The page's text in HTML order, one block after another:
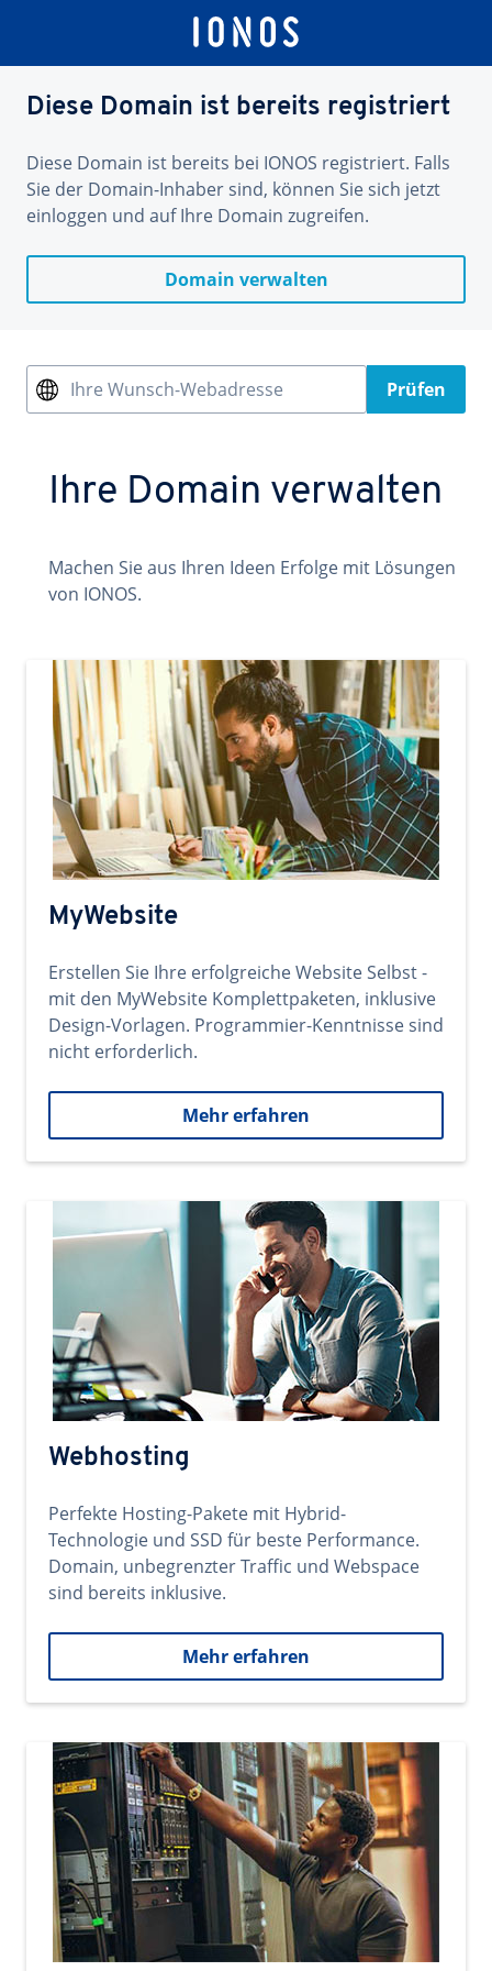
Diese Domain ist bereits registriert
Diese Domain ist bereits bei IONOS registriert. Falls
Sie der Domain-Inhaber sind, können Sie sich jetzt
einloggen und auf Ihre Domain zugreifen.
Domain verwalten
Ihre Wunsch-Webadresse Prüfen
Ihre Domain verwalten
Machen Sie aus Ihren Ideen Erfolge mit Lösungen
von IONOS.
MyWebsite
Erstellen Sie Ihre erfolgreiche Website Selbst -
mit den MyWebsite Komplettpaketen, inklusive
Design-Vorlagen. Programmier-Kenntnisse sind
nicht erforderlich.
Mehr erfahren
Webhosting
Perfekte Hosting-Pakete mit Hybrid-
Technologie und SSD für beste Performance.
Domain, unbegrenzter Traffic und Webspace
sind bereits inklusive.
Mehr erfahren